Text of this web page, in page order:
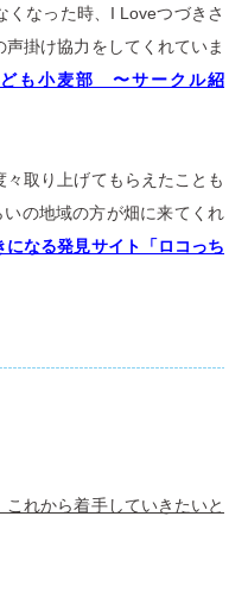
くなった時、I Loveつづきさ
掛け協力をしてくれていま
ども小麦部 〜サークル紹
取り上げてもらえたことも
の地域の方が畑に来てくれ
なる発見サイト「ロコっち
れから着手していきたいと